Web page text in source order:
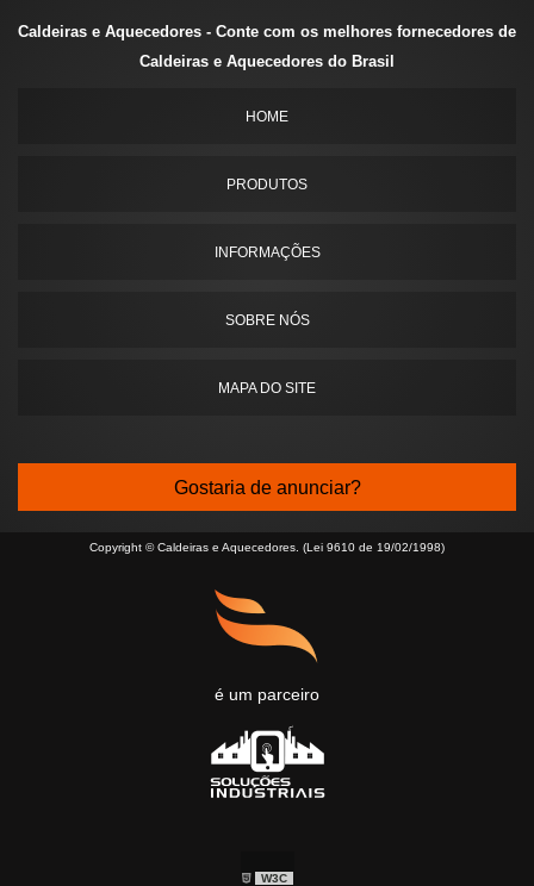
Caldeiras e Aquecedores - Conte com os melhores fornecedores de
Caldeiras e Aquecedores do Brasil
HOME
PRODUTOS
INFORMAÇÕES
SOBRE NÓS
MAPA DO SITE
Gostaria de anunciar?
Copyright © Caldeiras e Aquecedores. (Lei 9610 de 19/02/1998)
é um parceiro
W3C